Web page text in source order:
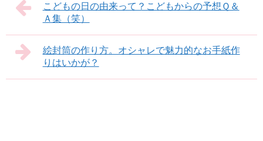
こどもの日の由来って？こどもからの予想Ｑ＆
Ａ集（笑）
絵封筒の作り方。オシャレで魅力的なお手紙作
りはいかが？